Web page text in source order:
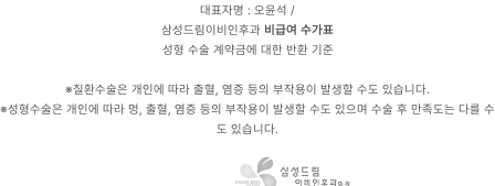
대표자명 : 오윤석 /
삼성드림이비인후과 비급여 수가표
성형 수술 계약금에 대한 반환 기준
※질환수술은 개인에 따라 출혈, 염증 등의 부작용이 발생할 수도 있습니다.
※성형수술은 개인에 따라 멍, 출혈, 염증 등의 부작용이 발생할 수도 있으며 수술 후 만족도는 다를 수
도 있습니다.